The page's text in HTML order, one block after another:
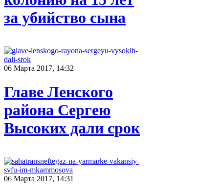
за убийство сына
06 Марта 2017, 14:32
Главе Ленского
района Сергею
Высоких дали срок
06 Марта 2017, 14:31